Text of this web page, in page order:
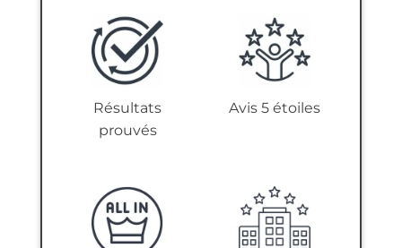
Résultats
prouvés
Avis 5 étoiles